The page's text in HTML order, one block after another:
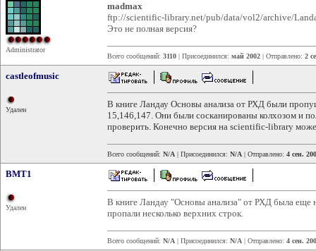
Administrator
madmax
ftp://scientific-library.net/pub/data/vol2/archive/
Это не полная версия?
Всего сообщений: 3110 | Присоединился: май 2002 | Отправлено: 2
castleofmusic
Удален
В книге Ландау Основы анализа от РХД были
15,146,147. Они были сосканированы колхозом и
проверить. Конечно версия на scientific-library
Всего сообщений: N/A | Присоединился: N/A | Отправлено: 4 сен.
BMT1
Удален
В книге Ландау "Основы анализа" от РХД была еще
пропали несколько верхних строк.
Всего сообщений: N/A | Присоединился: N/A | Отправлено: 4 сен.